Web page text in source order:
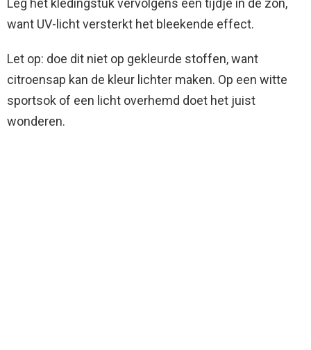
Leg het kledingstuk vervolgens een tijdje in de zon,
want UV-licht versterkt het bleekende effect.
Let op: doe dit niet op gekleurde stoffen, want
citroensap kan de kleur lichter maken. Op een witte
sportsok of een licht overhemd doet het juist
wonderen.